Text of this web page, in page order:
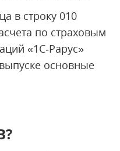
в строку 010
по страховым
«1С‑Рарус»
основные